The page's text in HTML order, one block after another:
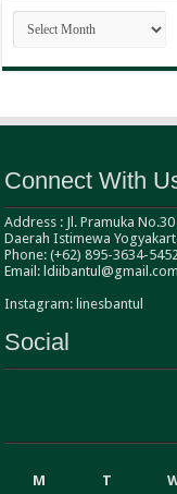
ARSIP
BERITA
Connect With
Address : Jl. Pramuka
Daerah Istimewa
Phone: (+62) 895-3634-
Email: ldiibantul@gmail.com
Instagram: linesbantul
Social
M
T